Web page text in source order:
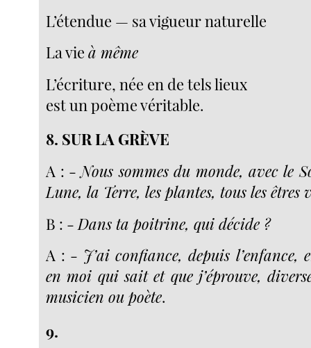
L’étendue — sa vigueur naturelle
La vieà même
L’écriture, née en de tels lieux
est un poème véritable.
8. SUR LA GRÈVE
A : -Nous sommes du monde, avec le
Lune, la Terre, les plantes, tous les êtres
B : - Dans ta poitrine, qui décide ?
A : - J’ai confiance, depuis l’enfance,
en moi qui sait et que j’éprouve,
musicien ou poète.
9.